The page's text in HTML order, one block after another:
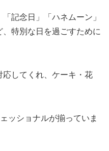
記念日」「ハネムーン」
、特別な日を過ごすために
応してくれ、ケーキ・花
ッショナルが揃っていま